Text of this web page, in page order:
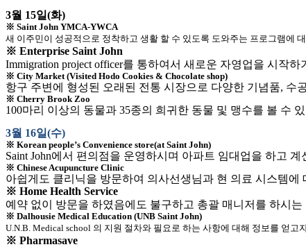
3월 15일(화)
※ Saint John YMCA-YWCA
새 이주민 이 성공적으로 정착하고 생활 할 수 있도록 도와주는 프로그램에
※ Enterprise Saint John
Immigration project officer를 통하여서 새로운 자영업을 시작하
※ City Market (Visited Hodo Cookies & Chocolate shop)
항구 주변에 형성된 오래된 전통 시장으로 다양한 기념품, 수
※ Cherry Brook Zoo
100마리 이상의 동물과 35종의 희귀한 동물 및 맹수를 볼 수
3월 16일(수)
※ Korean people’s Convenience store(at Saint John)
Saint John에서 편의점을 운영하시며 아파트 임대업을 하고
※ Chinese Acupuncture Clinic
아쉽게도 클리닉을 방문하여 의사선생님과 현 의료 시스템
※ Home Health Service
예약 없이 방문을 하였음에도 불구하고 총괄 매니저를 하시
※ Dalhousie Medical Education (UNB Saint John)
U.N.B. Medical school 의 지원 절차와 필요로 하는 사항에 대해 정보를 얻고
※ Pharmasave